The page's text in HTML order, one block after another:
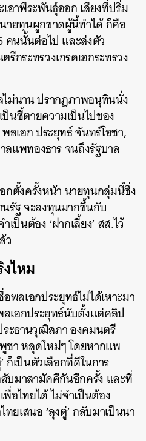
อาพีระพันธุ์ออก เสียงที่ปริ่ม
ายทุนผูกขาดผู้นี้ทำได้ ก็คือ
คนนั้นต่อไป และส่งตัว
กระทรวงเกรดเอกระทรวง
ม่นาน ปรากฏภาพอนุทินนั่ง
นชี้ตายความเป็นไปของ
เอก ประยุทธ์ จันทร์โอชา,
ลแพทองธาร จนถึงรัฐบาล
กตั้งครั้งหน้า นายทุนกลุ่มนี้ซึ่ง
รัฐ จะลงทุนมากขึ้นกับ
เป็นต้อง ‘ฝากเลี้ยง’ สส.ไว้
ว
ไหม
พลเอกประยุทธ์ไม่ได้เหาะมา
ลเอกประยุทธ์นับตั้งแต่คลิป
ระธานวุฒิสภา องคมนตรี
า หลุดใหม่ๆ โดยหากแพ
ก็เป็นตัวเลือกที่ดีในการ
บมาสามัคคีกันอีกครั้ง และที่
อไทยได้ ไม่จำเป็นต้อง
ยเสนอ ‘ลุงตู่’ กลับมาเป็นนา